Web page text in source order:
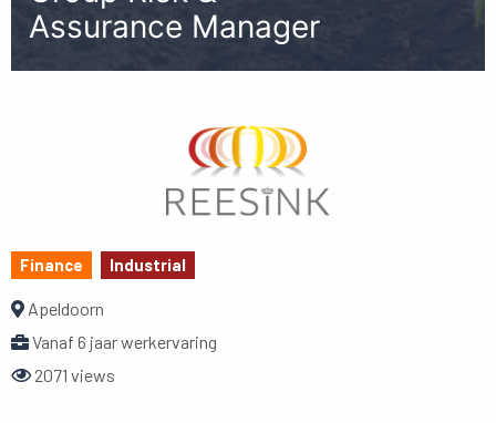
Assurance Manager
Finance Industrial
Apeldoorn
Vanaf 6 jaar werkervaring
2071 views